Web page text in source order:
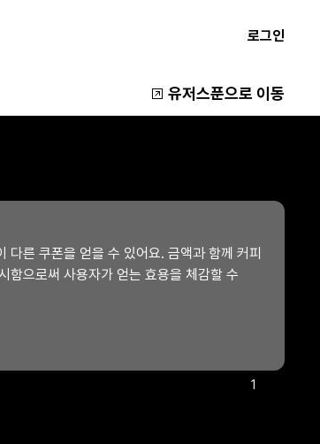
로그인
유저스푼으로 이동
다른 쿠폰을 얻을 수 있어요. 금액과 함께 커피
함으로써 사용자가 얻는 효용을 체감할 수
1